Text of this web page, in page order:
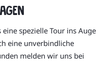
spezielle Tour ins Auge
eine unverbindliche
melden wir uns bei